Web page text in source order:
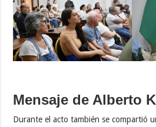
Mensaje de Alberto
Durante el acto también se compartió